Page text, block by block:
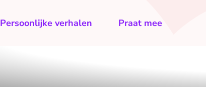
Persoonlijke verhalen Praat mee